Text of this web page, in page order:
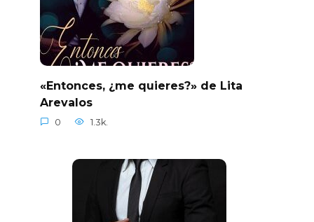
«Entonces, ¿me quieres?» de Lita
Arevalos
0 1.3k.